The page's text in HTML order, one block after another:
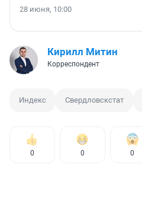
28 июня, 10:00
Кирилл Митин
Корреспондент
Индекс Свердловскстат
0 0 0